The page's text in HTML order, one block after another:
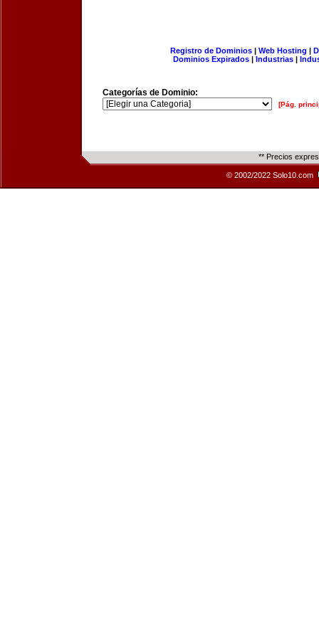
Registro de Dominios| Web Hosting |
Dominios Expirados | Industrias |
Categorías de Dominio:
[Pág.
** Precios
© 2002/2022 Solo10.com